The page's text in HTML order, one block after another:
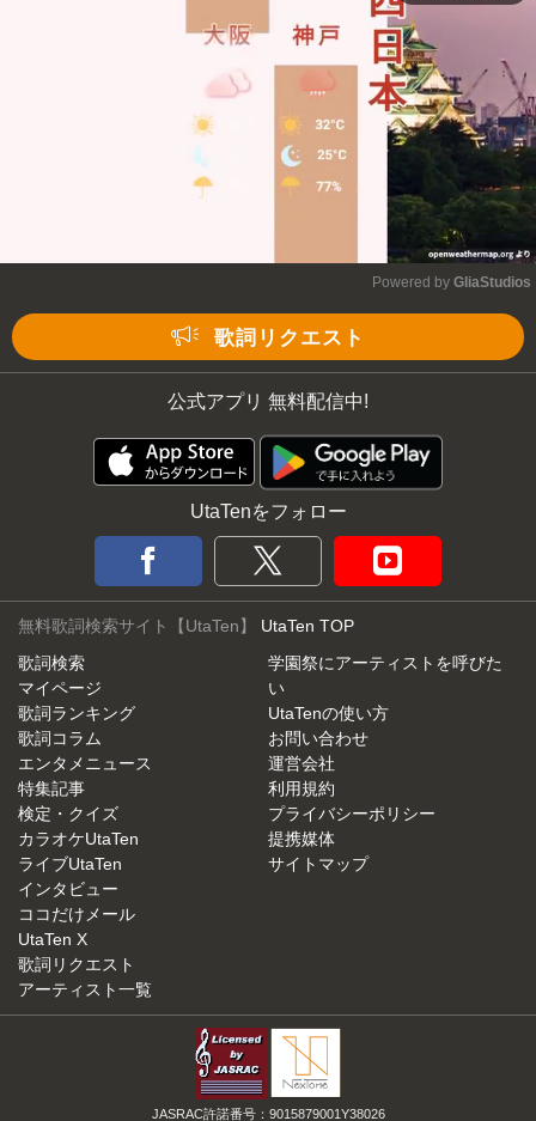
Powered by GliaStudios
歌詞リクエスト
公式アプリ 無料配信中!
UtaTenをフォロー
無料歌詞検索サイト【UtaTen】 UtaTen TOP
歌詞検索
マイページ
歌詞ランキング
歌詞コラム
エンタメニュース
特集記事
検定・クイズ
カラオケUtaTen
ライブUtaTen
インタビュー
ココだけメール
UtaTen X
歌詞リクエスト
アーティスト一覧
学園祭にアーティストを呼びた
い
UtaTenの使い方
お問い合わせ
運営会社
利用規約
プライバシーポリシー
提携媒体
サイトマップ
JASRAC許諾番号：9015879001Y38026